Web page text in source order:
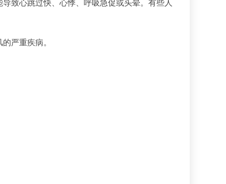
致心跳过快、心悸、呼吸急促或头晕。有些人
严重疾病。